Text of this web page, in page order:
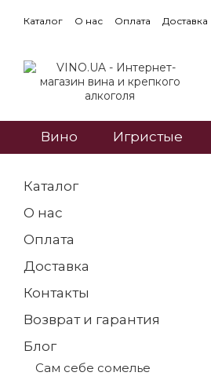
Каталог О нас Оплата Доставка
Вино Игристые
Каталог
О нас
Оплата
Доставка
Контакты
Возврат и гарантия
Блог
Сам себе сомелье